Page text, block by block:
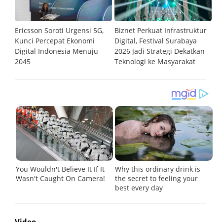
Ericsson Soroti Urgensi 5G,
Kunci Percepat Ekonomi
Digital Indonesia Menuju
2045
Biznet Perkuat Infrastruktur
Digital, Festival Surabaya
2026 Jadi Strategi Dekatkan
Teknologi ke Masyarakat